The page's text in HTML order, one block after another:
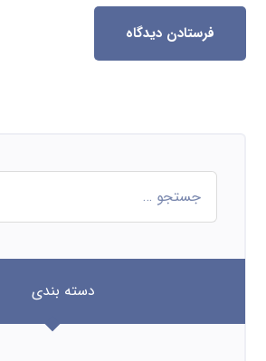
فرستادن دیدگاه
دسته بندی